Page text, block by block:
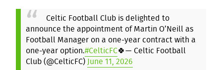
Celtic Football Club is delighted to
announce the appointment of Martin O’Neill as
Football Manager on a one-year contract with a
one-year option.#CelticFC🍀— Celtic Football
Club (@CelticFC)June 11, 2026